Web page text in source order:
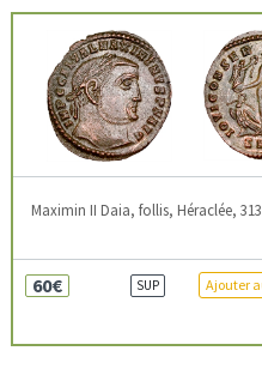
Maximin II Daia, follis, Héraclée, 313
60€ SUP Ajouter